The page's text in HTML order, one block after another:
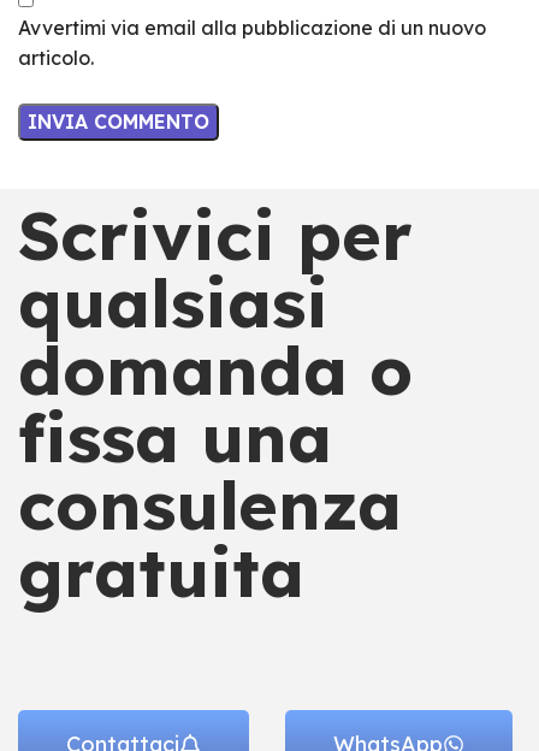
Avvertimi via email alla pubblicazione di un nuovo
articolo.
Scrivici per
qualsiasi
domanda o
fissa una
consulenza
gratuita
Contattaci WhatsApp